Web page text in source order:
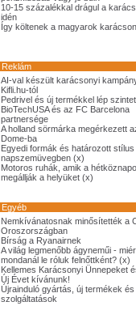
10-15 százalékkal drágul a
idén
Így költenek a magyarok
Reklám
AI-val készült karácsonyi
Kifli.hu-tól
Pedrivel és új termékkel lép
BioTechUSA és az FC Barcelona
partnersége
A holland sörmárka megérkezett
Dome-ba
Egyedi formák és határozott
napszemüvegben (x)
Motoros ruhák, amik a
megállják a helyüket (x)
Egyéb
Nemkívánatosnak minősítették a
Oroszországban
Bírság a Ryanairnek
A világ legmenőbb ágyneműi -
mondanál le róluk felnőttként? (x)
Kellemes Karácsonyi Ünnepeket
Új Évet kívánunk!
Újrainduló gyártás, új termékek és
szolgáltatások